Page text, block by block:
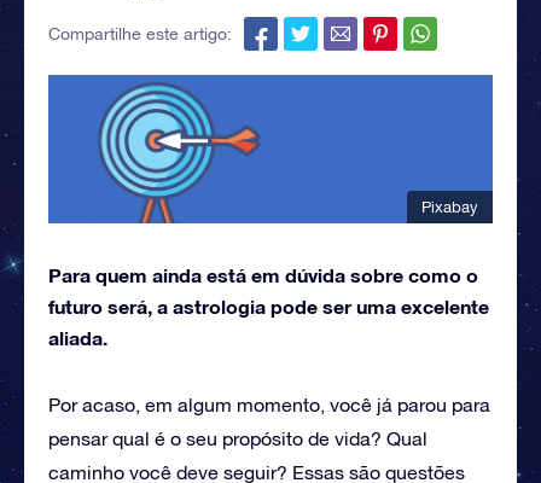
Compartilhe este artigo:
Pixabay
Para quem ainda está em dúvida sobre como o
futuro será, a astrologia pode ser uma excelente
aliada.
Por acaso, em algum momento, você já parou para
pensar qual é o seu propósito de vida? Qual
caminho você deve seguir? Essas são questões